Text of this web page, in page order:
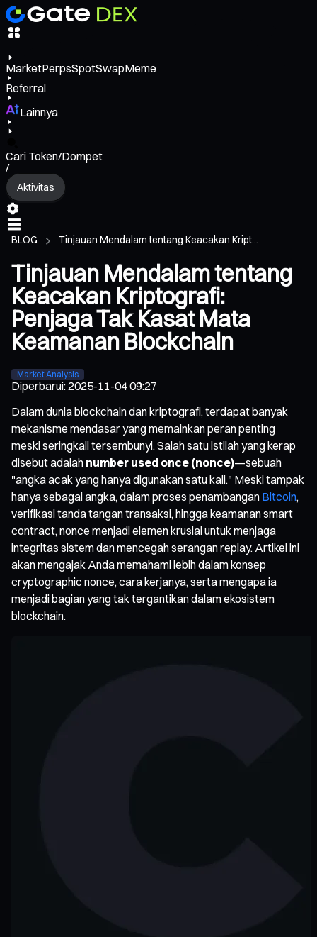
MarketPerpsSpotSwapMeme
Referral
Lainnya
Cari Token/Dompet
/
Aktivitas
BLOG Tinjauan Mendalam tentang Keacakan Kript...
Tinjauan Mendalam tentang
Keacakan Kriptografi:
Penjaga Tak Kasat Mata
Keamanan Blockchain
Market Analysis
Diperbarui:2025-11-04 09:27
Dalam dunia blockchain dan kriptografi, terdapat banyak
mekanisme mendasar yang memainkan peran penting
meski seringkali tersembunyi. Salah satu istilah yang kerap
disebut adalah number used once (nonce)—sebuah
"angka acak yang hanya digunakan satu kali." Meski tampak
hanya sebagai angka, dalam proses penambangan Bitcoin,
verifikasi tanda tangan transaksi, hingga keamanan smart
contract, nonce menjadi elemen krusial untuk menjaga
integritas sistem dan mencegah serangan replay. Artikel ini
akan mengajak Anda memahami lebih dalam konsep
cryptographic nonce, cara kerjanya, serta mengapa ia
menjadi bagian yang tak tergantikan dalam ekosistem
blockchain.